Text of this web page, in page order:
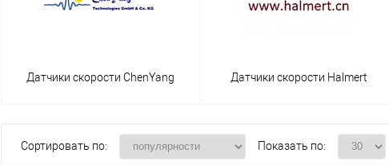
Датчики скорости ChenYang Датчики скорости Halmert
Сортировать по: Показать по: